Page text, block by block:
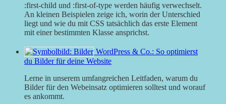
:first-child und :first-of-type werden häufig verwechselt.
An kleinen Beispielen zeige ich, worin der Unterschied
liegt und wie du mit CSS tatsächlich das erste Element
mit einer bestimmten Klasse ansprichst.
WordPress & Co.: So optimierst
du Bilder für deine Website
Lerne in unserem umfangreichen Leitfaden, warum du
Bilder für den Webeinsatz optimieren solltest und worauf
es ankommt.